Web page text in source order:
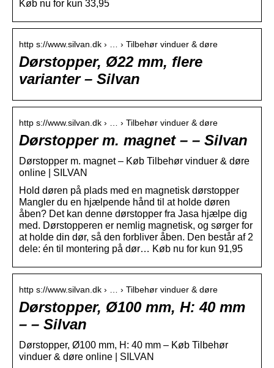
Køb nu for kun 33,95
http s://www.silvan.dk › … › Tilbehør vinduer & døre
Dørstopper, Ø22 mm, flere
varianter – Silvan
http s://www.silvan.dk › … › Tilbehør vinduer & døre
Dørstopper m. magnet – – Silvan
Dørstopper m. magnet – Køb Tilbehør vinduer & døre
online | SILVAN
Hold døren på plads med en magnetisk dørstopper
Mangler du en hjælpende hånd til at holde døren
åben? Det kan denne dørstopper fra Jasa hjælpe dig
med. Dørstopperen er nemlig magnetisk, og sørger for
at holde din dør, så den forbliver åben. Den består af 2
dele: én til montering på dør… Køb nu for kun 91,95
http s://www.silvan.dk › … › Tilbehør vinduer & døre
Dørstopper, Ø100 mm, H: 40 mm
– – Silvan
Dørstopper, Ø100 mm, H: 40 mm – Køb Tilbehør
vinduer & døre online | SILVAN